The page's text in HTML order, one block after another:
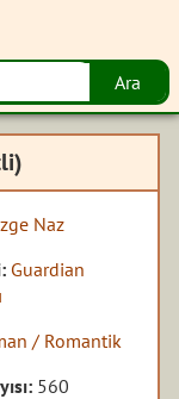
Naz
Guardian
/ Romantik
560